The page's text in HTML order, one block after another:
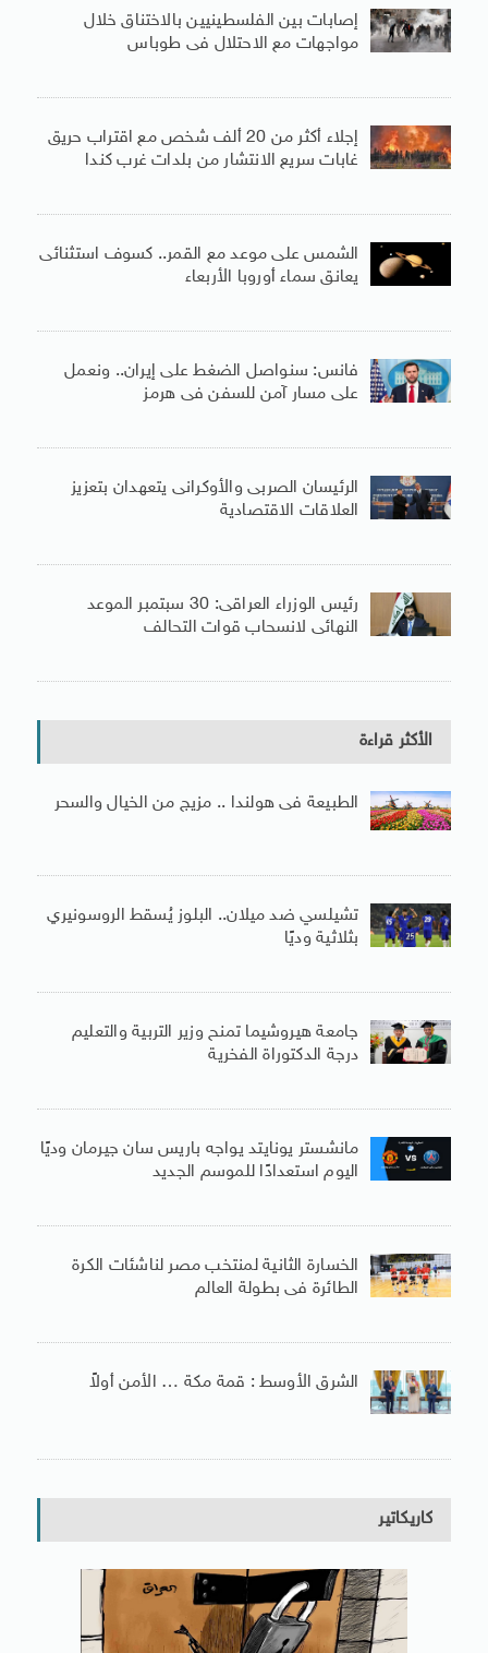
إصابات بين الفلسطينيين بالاختناق خلال
مواجهات مع الاحتلال فى طوباس
إجلاء أكثر من 20 ألف شخص مع اقتراب حريق
غابات سريع الانتشار من بلدات غرب كندا
الشمس على موعد مع القمر.. كسوف استثنائى
يعانق سماء أوروبا الأربعاء
فانس: سنواصل الضغط على إيران.. ونعمل
على مسار آمن للسفن فى هرمز
الرئيسان الصربى والأوكرانى يتعهدان بتعزيز
العلاقات الاقتصادية
رئيس الوزراء العراقى: 30 سبتمبر الموعد
النهائى لانسحاب قوات التحالف
الأكثر قراءة
الطبيعة فى هولندا .. مزيج من الخيال والسحر
تشيلسي ضد ميلان.. البلوز يُسقط الروسونيري
بثلاثية وديًا
جامعة هيروشيما تمنح وزير التربية والتعليم
درجة الدكتوراة الفخرية
مانشستر يونايتد يواجه باريس سان جيرمان وديًا
اليوم استعدادًا للموسم الجديد
الخسارة الثانية لمنتخب مصر لناشئات الكرة
الطائرة فى بطولة العالم
الشرق الأوسط : قمة مكة … الأمن أولاً
كاريكاتير